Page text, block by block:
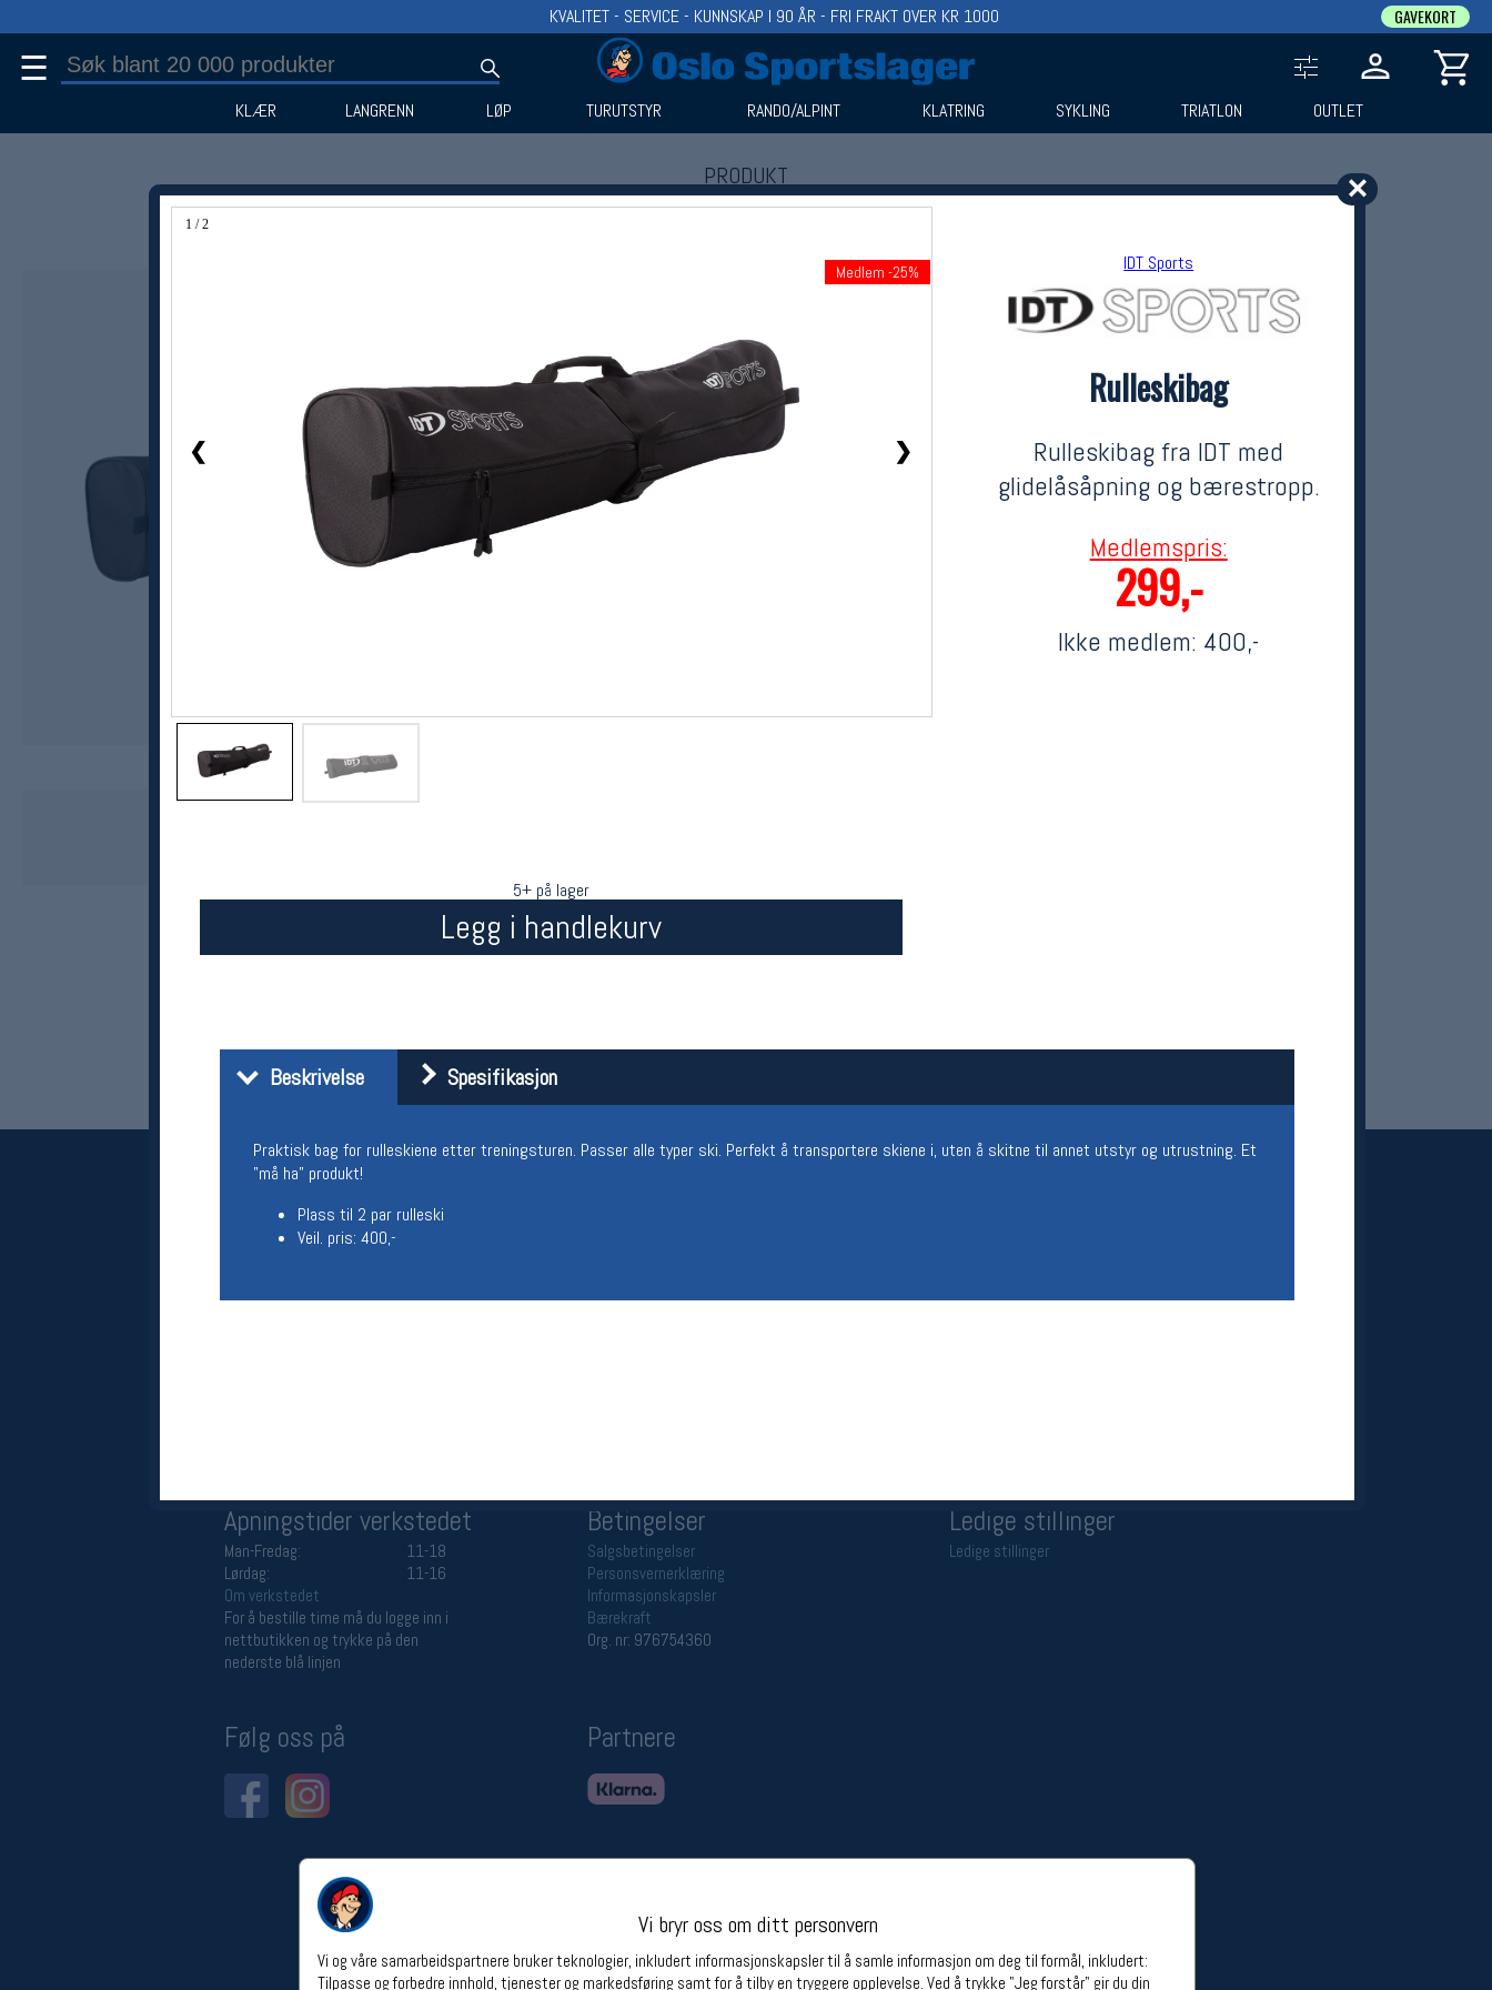
✕
1 / 2
❮ ❯
Medlem -25% IDT Sports
Rulleskibag
Rulleskibag fra IDT med
glidelåsåpning og bærestropp.
Medlemspris:
299,-
Ikke medlem: 400,-
5+ på lager
Legg i handlekurv
Beskrivelse Spesifikasjon
Praktisk bag for rulleskiene etter treningsturen. Passer alle typer ski. Perfekt å transportere skiene i, uten å skitne til annet utstyr og utrustning. Et
"må ha" produkt!
Plass til 2 par rulleski
Veil. pris: 400,-
Vi bryr oss om ditt personvern
Vi og våre samarbeidspartnere bruker teknologier, inkludert informasjonskapsler til å samle informasjon om deg til formål, inkludert:
Tilpasse og forbedre innhold, tjenester og markedsføring samt for å tilby en tryggere opplevelse. Ved å trykke "Jeg forstår" gir du din
KVALITET - SERVICE - KUNNSKAP I 90 ÅR - FRI FRAKT OVER KR 1000 GAVEKORT
☰
KLÆR LANGRENN LØP TURUTSTYR RANDO/ALPINT KLATRING SYKLING TRIATLON OUTLET
PRODUKT
Produkter (1)
IDT Sports
Åpningstider verkstedet
Man-Fredag:
11-18
Lørdag:
11-16
Om verkstedet
For å bestille time må du logge inn i
nettbutikken og trykke på den
nederste blå linjen
Betingelser
Salgsbetingelser
Personsvernerklæring
Informasjonskapsler
Bærekraft
Org. nr: 976754360
Ledige stillinger
Ledige stillinger
Følg oss på Partnere